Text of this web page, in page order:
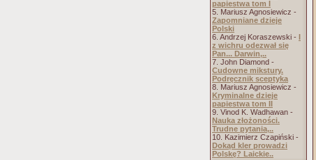
papiestwa tom I
5. Mariusz Agnosiewicz -
Zapomniane dzieje
Polski
6. Andrzej Koraszewski - I
z wichru odezwał się
Pan... Darwin,..
7. John Diamond -
Cudowne mikstury.
Podręcznik sceptyka
8. Mariusz Agnosiewicz -
Kryminalne dzieje
papiestwa tom II
9. Vinod K. Wadhawan -
Nauka złożoności.
Trudne pytania,..
10. Kazimierz Czapiński -
Dokąd kler prowadzi
Polskę? Laickie..